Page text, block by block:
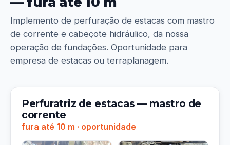
Implemento de perfuração de estacas com mastro
de corrente e cabeçote hidráulico, da nossa
operação de fundações. Oportunidade para
empresa de estacas ou terraplanagem.
Perfuratriz de estacas — mastro de
corrente
fura até 10 m · oportunidade